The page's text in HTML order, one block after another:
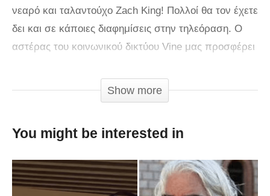
νεαρό και ταλαντούχο Zach King! Πολλοί θα τον έχετε
δει και σε κάποιες διαφημίσεις στην τηλεόραση. Ο
αστέρας του κοινωνικού δικτύου Vine μας προσφέρει
και εντυπωσιακά βιντεάκια.
Show more
You might be interested in